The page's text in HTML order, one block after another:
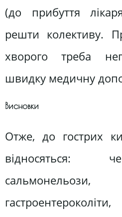
(до прибуття
решти колективу.
хворого треба
швидку медичну
Висновки
Отже, до гострих
відносяться: